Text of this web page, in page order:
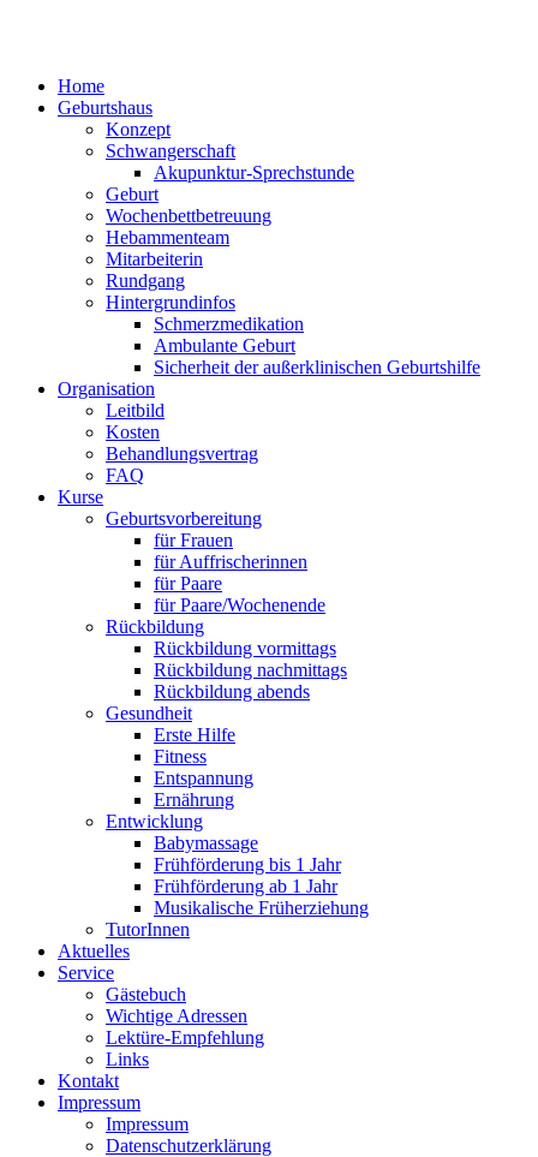
Home
Geburtshaus
Konzept
Schwangerschaft
Akupunktur-Sprechstunde
Geburt
Wochenbettbetreuung
Hebammenteam
Mitarbeiterin
Rundgang
Hintergrundinfos
Schmerzmedikation
Ambulante Geburt
Sicherheit der außerklinischen Geburtshilfe
Organisation
Leitbild
Kosten
Behandlungsvertrag
FAQ
Kurse
Geburtsvorbereitung
für Frauen
für Auffrischerinnen
für Paare
für Paare/Wochenende
Rückbildung
Rückbildung vormittags
Rückbildung nachmittags
Rückbildung abends
Gesundheit
Erste Hilfe
Fitness
Entspannung
Ernährung
Entwicklung
Babymassage
Frühförderung bis 1 Jahr
Frühförderung ab 1 Jahr
Musikalische Früherziehung
TutorInnen
Aktuelles
Service
Gästebuch
Wichtige Adressen
Lektüre-Empfehlung
Links
Kontakt
Impressum
Impressum
Datenschutzerklärung